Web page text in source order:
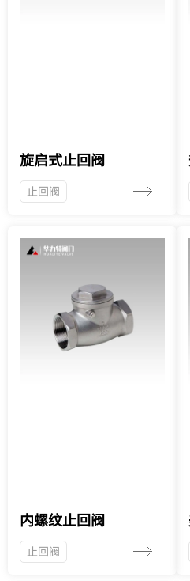
旋启式止回阀
止回阀
内螺纹止回阀
止回阀